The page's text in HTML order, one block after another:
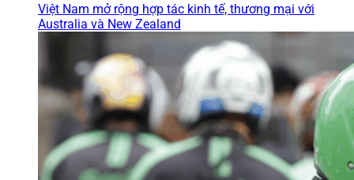
Việt Nam mở rộng hợp tác kinh tế, thương mại với
Australia và New Zealand